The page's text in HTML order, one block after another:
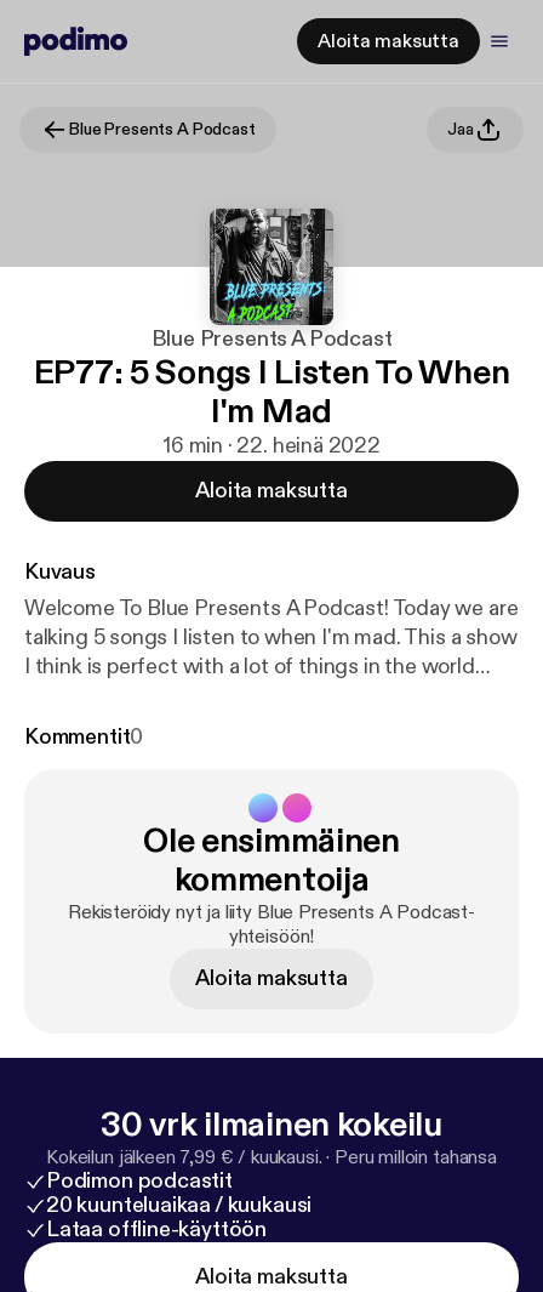
Aloita maksutta
Blue Presents A Podcast Jaa
Blue Presents A Podcast
EP77: 5 Songs I Listen To When
I'm Mad
16 min · 22. heinä 2022
Aloita maksutta
Kuvaus
Welcome To Blue Presents A Podcast! Today we are
talking 5 songs I listen to when I'm mad. This a show
I think is perfect with a lot of things in the world
release my rage! So sit back and lets get heavy!
Kommentit0
Ole ensimmäinen
kommentoija
Rekisteröidy nyt ja liity Blue Presents A Podcast-
yhteisöön!
Aloita maksutta
30 vrk ilmainen kokeilu
Kokeilun jälkeen 7,99 € / kuukausi. · Peru milloin tahansa
Podimon podcastit
20 kuunteluaikaa / kuukausi
Lataa offline-käyttöön
Aloita maksutta